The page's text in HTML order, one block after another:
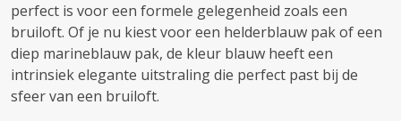
perfect is voor een formele gelegenheid zoals een
bruiloft. Of je nu kiest voor een helderblauw pak of een
diep marineblauw pak, de kleur blauw heeft een
intrinsiek elegante uitstraling die perfect past bij de
sfeer van een bruiloft.